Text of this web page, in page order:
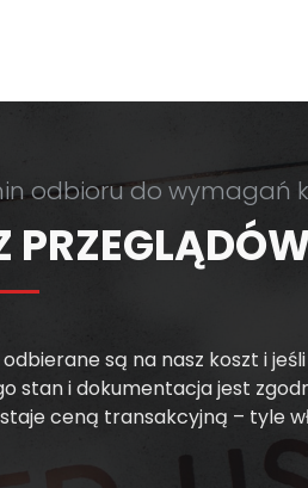
odbioru do wymagań
są na nasz koszt i
stan i dokumentacja jest
ceną transakcyjną – tyle